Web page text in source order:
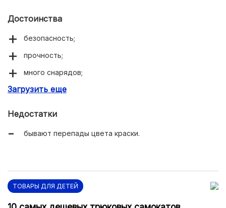
Достоинства
безопасность;
прочность;
много снарядов;
деревянная конструкция.
Загрузить еще
Недостатки
бывают перепады цвета краски.
ТОВАРЫ ДЛЯ ДЕТЕЙ